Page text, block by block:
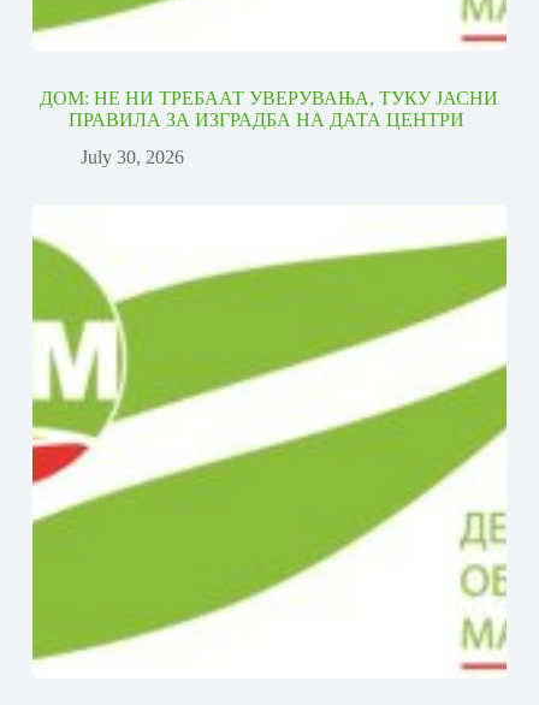
ДОМ: НЕ НИ ТРЕБААТ УВЕРУВАЊА, ТУКУ ЈАСНИ
ПРАВИЛА ЗА ИЗГРАДБА НА ДАТА ЦЕНТРИ
July 30, 2026